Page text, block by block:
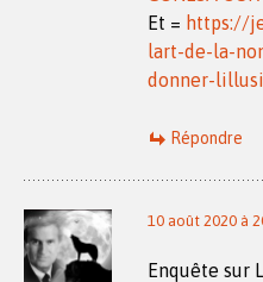
Et = https://
lart-de-la-
donner-
Répondre
10 août 2020 à
Enquête sur